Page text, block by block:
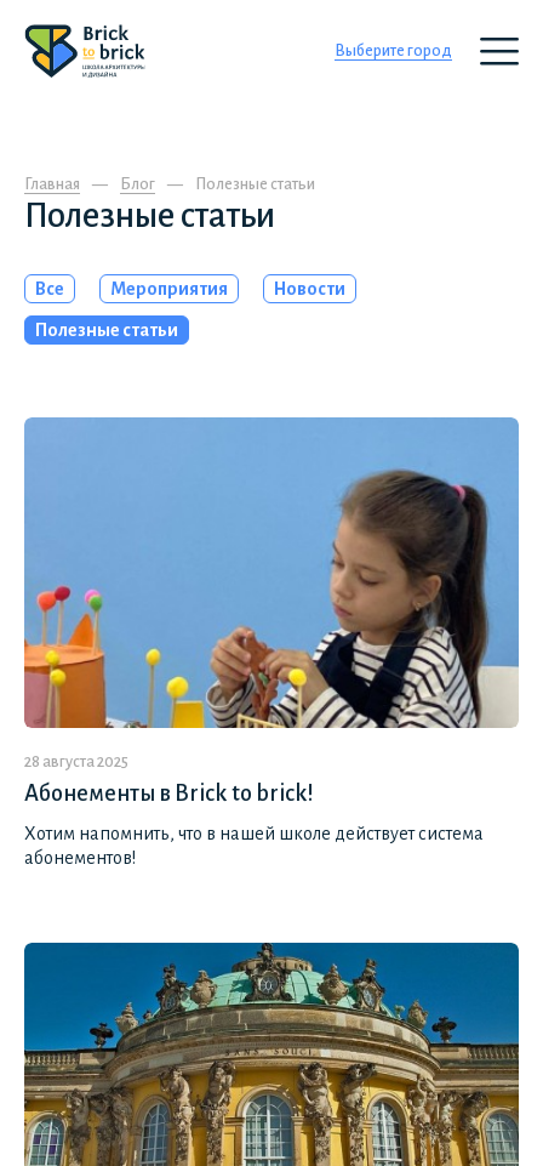
Выберите город
Главная Блог Полезные статьи
Полезные статьи
Все Мероприятия Новости
Полезные статьи
28 августа 2025
Абонементы в Brick to brick!
Хотим напомнить, что в нашей школе действует система
абонементов!